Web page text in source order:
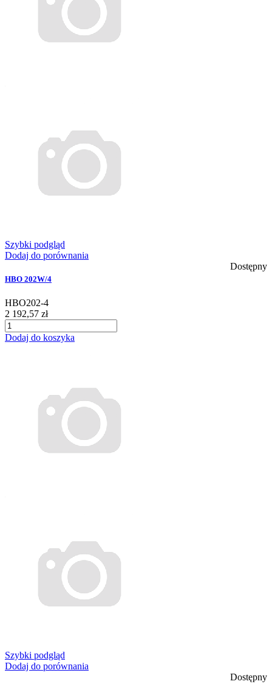
Szybki podgląd
Dodaj do porównania
Dostępny
HBO 202W/4
HBO202-4
2 192,57 zł
Dodaj do koszyka
Szybki podgląd
Dodaj do porównania
Dostępny